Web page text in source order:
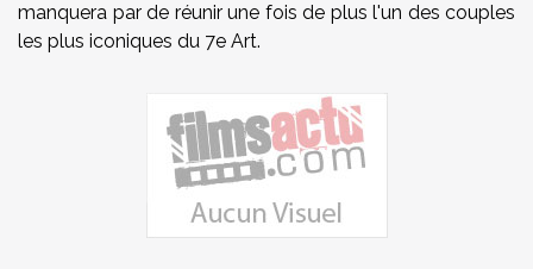
manquera par de réunir une fois de plus l'un des couples
les plus iconiques du 7e Art.